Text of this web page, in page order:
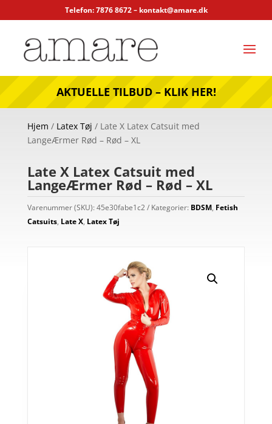
Telefon: 7876 8672 – kontakt@amare.dk
AKTUELLE TILBUD – KLIK HER!
Hjem / Latex Tøj / Late X Latex Catsuit med
LangeÆrmer Rød – Rød – XL
Late X Latex Catsuit med
LangeÆrmer Rød – Rød – XL
Varenummer (SKU):45e30fabe1c2 Kategorier: BDSM, Fetish
Catsuits, Late X, Latex Tøj